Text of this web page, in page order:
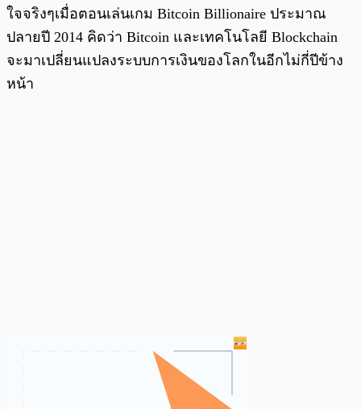
ใจจริงๆเมื่อตอนเล่นเกม Bitcoin Billionaire ประมาณ
ปลายปี 2014 คิดว่า Bitcoin และเทคโนโลยี Blockchain
จะมาเปลี่ยนแปลงระบบการเงินของโลกในอีกไม่กี่ปีข้าง
หน้า